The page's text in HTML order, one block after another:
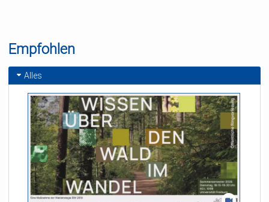
Empfohlen
Alles